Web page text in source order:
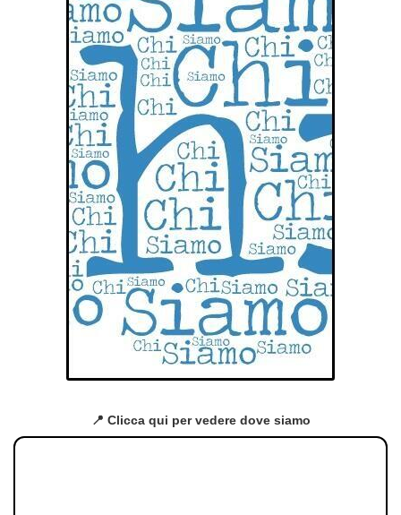
📍 Clicca qui per vedere dove siamo